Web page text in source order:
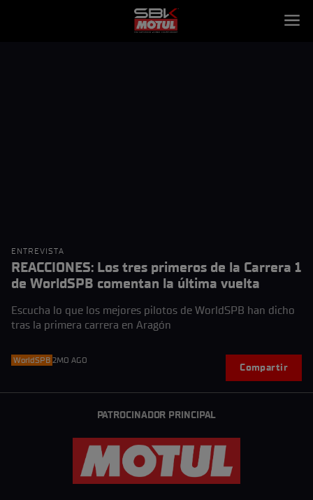
ENTREVISTA
REACCIONES: Los tres primeros de la Carrera 1
de WorldSPB comentan la última vuelta
Escucha lo que los mejores pilotos de WorldSPB han dicho
tras la primera carrera en Aragón
WorldSPB 2MO AGO
Compartir
PATROCINADOR PRINCIPAL